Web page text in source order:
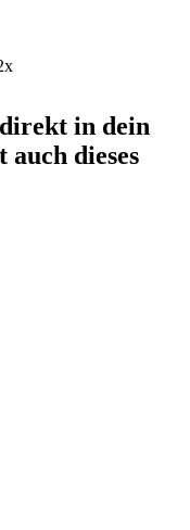
in dein
dieses